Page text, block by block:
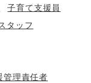
子育て支援員
タッフ
管理責任者